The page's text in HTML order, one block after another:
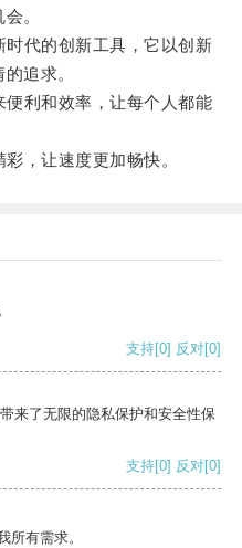
。
代的创新工具，它以创新
追求。
利和效率，让每个人都能
，让速度更加畅快。
支持[0] 反对[0]
来了无限的隐私保护和安全性保
支持[0] 反对[0]
所有需求。